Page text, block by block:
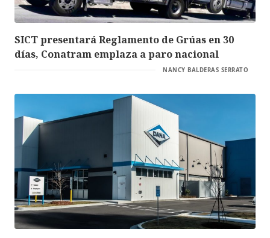
SICT presentará Reglamento de Grúas en 30
días, Conatram emplaza a paro nacional
NANCY BALDERAS SERRATO